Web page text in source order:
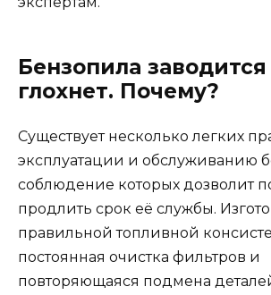
Бензопила заводится
глохнет. Почему?
Существует несколько легких
эксплуатации и обслуживанию
соблюдение которых дозволит
продлить срок её службы.
правильной топливной
постоянная очистка фильтров и
повторяющаяся подмена